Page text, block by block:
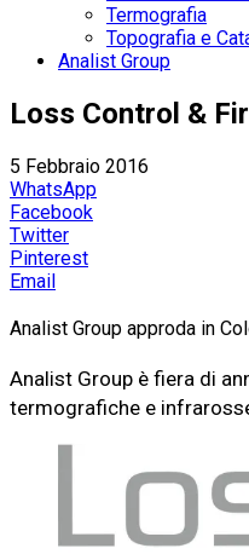
Termografia
Topografia e
Analist Group
Loss Control &
5 Febbraio 2016
WhatsApp
Facebook
Twitter
Pinterest
Email
Analist Group approda in
Analist Group è fiera di
termografiche e